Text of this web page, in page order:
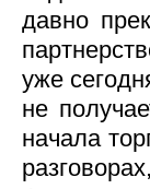
давно
уже
не
начала